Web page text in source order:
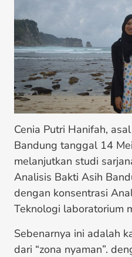
Cenia Putri Hanifah,
Bandung tanggal 14
melanjutkan studi
Analisis Bakti Asih
dengan konsentrasi
Teknologi laboratorium
Sebenarnya ini adalah
dari “zona nyaman”.